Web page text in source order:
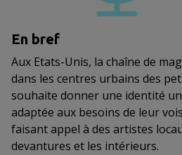
En bref
Aux Etats-Unis, la chaîne de
dans les centres urbains des
souhaite donner une identité
adaptée aux besoins de leur
faisant appel à des artistes
devantures et les intérieurs.